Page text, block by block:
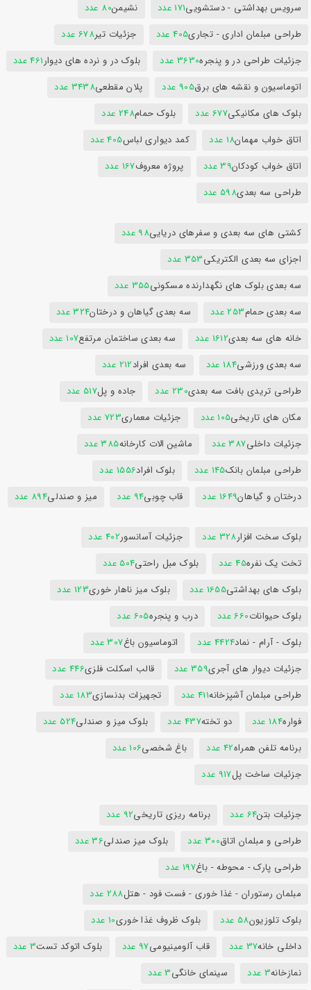
سرویس بهداشتی - دستشویی171 عدد نشیمن80 عدد
طراحی مبلمان اداری - تجاری405 عدد جزئیات تیر678 عدد
جزئیات طراحی در و پنجره3630 عدد بلوک در و نرده های دیوار461 عدد
اتوماسیون و نقشه های برق905 عدد پلان مقطعی3438 عدد
بلوک های مکانیکی677 عدد بلوک حمام248 عدد
اتاق خواب مهمان18 عدد کمد دیواری لباس405 عدد
اتاق خواب کودکان39 عدد پروژه معروف167 عدد
طراحی سه بعدی598 عدد
کشتی های سه بعدی و سفرهای دریایی98 عدد
اجزای سه بعدی الکتریکی353 عدد
سه بعدی بلوک های نگهدارنده مسکونی355 عدد
سه بعدی حمام253 عدد سه بعدی گیاهان و درختان324 عدد
خانه های سه بعدی1612 عدد سه بعدی ساختمان مرتفع107 عدد
سه بعدی ورزشی184 عدد سه بعدی افراد212 عدد
طراحی تریدی بافت سه بعدی230 عدد جاده و پل517 عدد
مکان های تاریخی105 عدد جزئیات معماری723 عدد
جزئیات داخلی387 عدد ماشین الات کارخانه385 عدد
طراحی مبلمان بانک145 عدد بلوک افراد1556 عدد
درختان و گیاهان1649 عدد قاب چوبی94 عدد میز و صندلی894 عدد
بلوک سخت افزار328 عدد جزئیات آسانسور402 عدد
تخت یک نفره45 عدد بلوک مبل راحتی504 عدد
بلوک های بهداشتی1655 عدد بلوک میز ناهار خوری123 عدد
بلوک حیوانات660 عدد درب و پنجره605 عدد
بلوک - آرام - نماد4424 عدد اتوماسیون باغ307 عدد
جزئیات دیوار های آجری359 عدد قالب اسکلت فلزی446 عدد
طراحی مبلمان آشپزخانه411 عدد تجهیزات بدنسازی183 عدد
فواره184 عدد دو تخته437 عدد بلوک میز و صندلی524 عدد
برنامه تلفن همراه42 عدد باغ شخصی106 عدد
جزئیات ساخت پل917 عدد
جزئیات بتن64 عدد برنامه ریزی تاریخی92 عدد
طراحی و مبلمان اتاق300 عدد بلوک میز صندلی36 عدد
طراحی پارک - محوطه - باغ197 عدد
مبلمان رستوران - غذا خوری - فست فود - هتل288 عدد
بلوک تلوزیون58 عدد بلوک ظروف غذا خوری10 عدد
داخلی خانه37 عدد قاب آلومینیومی97 عدد بلوک اتوکد تست3 عدد
نمازخانه3 عدد سینمای خانگی3 عدد